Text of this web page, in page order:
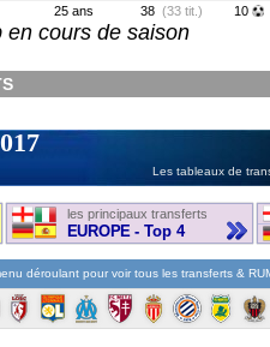
25 ans 38 (33 tit.) 10
en cours de saison
Les tableaux de
les principaux transferts
EUROPE - Top 4
déroulant pour voir tous les transferts &